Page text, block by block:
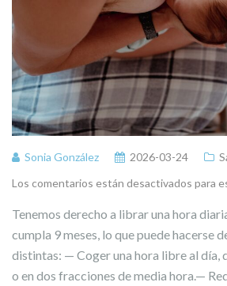
Sonia González 2026-03-24
Los comentarios están desactivados para
Tenemos derecho a librar una hora
cumpla 9 meses, lo que puede hacerse
distintas: — Coger una hora libre al día,
o en dos fracciones de media hora.—